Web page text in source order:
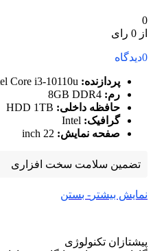
0
از 0 رای
0دیدگاه
پردازنده:
رم:
حافظه داخلی:
گرافیک:
صفحه نمایش:
تضمین سلامت سخت افزاری
نمایش بیشتر - بستن
پیشتازان تکنولوژی